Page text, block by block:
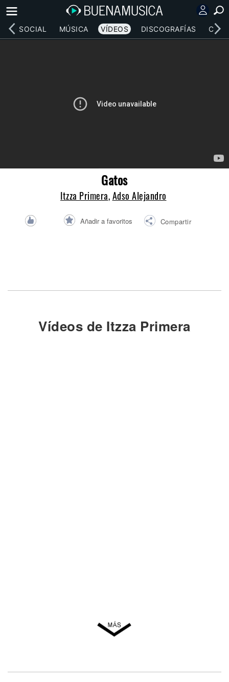
RED SOCIAL MÚSICA VÍDEOS DISCOGRAFÍAS
Gatos
Itzza Primera,Adso Alejandro
Añadir a favoritos Compartir
Vídeos de Itzza Primera